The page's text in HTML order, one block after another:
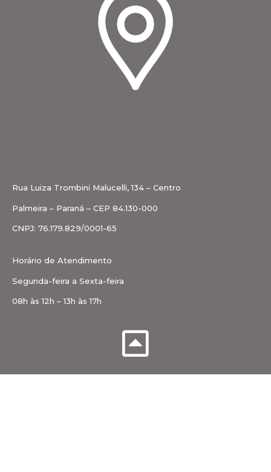
Rua Luiza Trombini Malucelli, 134 – Centro
Palmeira – Paraná – CEP 84.130-000
CNPJ: 76.179.829/0001-65
Horário de Atendimento
Segunda-feira a Sexta-feira
08h às 12h – 13h às 17h